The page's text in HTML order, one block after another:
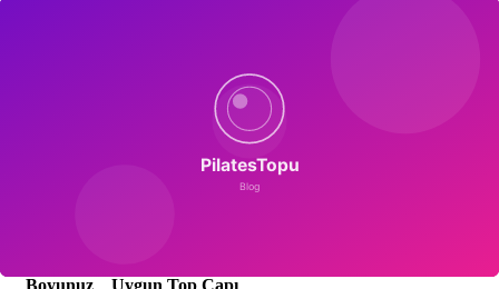
Çocuk rehabilitasyonu:Duyusal entegrasyon ve denge
Doğru Pilates Topu Nasıl Seçilir?
Boyunuz Uygun Top Çapı